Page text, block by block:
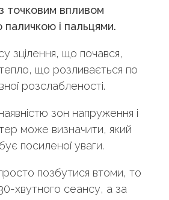
точковим впливом
паличкою і пальцями.
зцілення, що почався,
що розливається по
розслабленості.
зон напруження і
може визначити, який
посиленої уваги.
позбутися втоми, то
хвутного сеансу, а за